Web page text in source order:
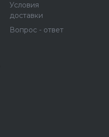
Условия
доставки
Вопрос - ответ